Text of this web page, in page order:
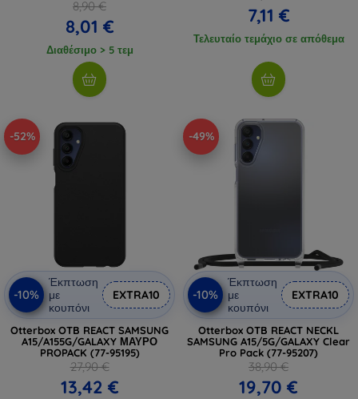
8,90 €
8,01 €
Διαθέσιμο > 5 τεμ
7,11 €
Τελευταίο τεμάχιο σε απόθεμα
-52%
-10%
Έκπτωση
με
κουπόνι
EXTRA10
Otterbox OTB REACT SAMSUNG
A15/A155G/GALAXY ΜΑΥΡΟ
PROPACK (77-95195)
27,90 €
13,42 €
-49%
-10%
Έκπτωση
με
κουπόνι
EXTRA10
Otterbox OTB REACT NECKL
SAMSUNG A15/5G/GALAXY Clear
Pro Pack (77-95207)
38,90 €
19,70 €